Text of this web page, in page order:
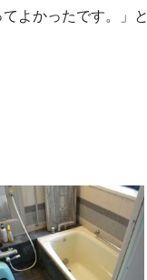
よかったです。」と